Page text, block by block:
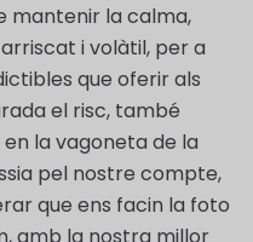
mantenir la calma,
i volàtil, per a
que oferir als
el risc, també
la vagoneta de la
pel nostre compte,
que ens facin la foto
amb la nostra millor